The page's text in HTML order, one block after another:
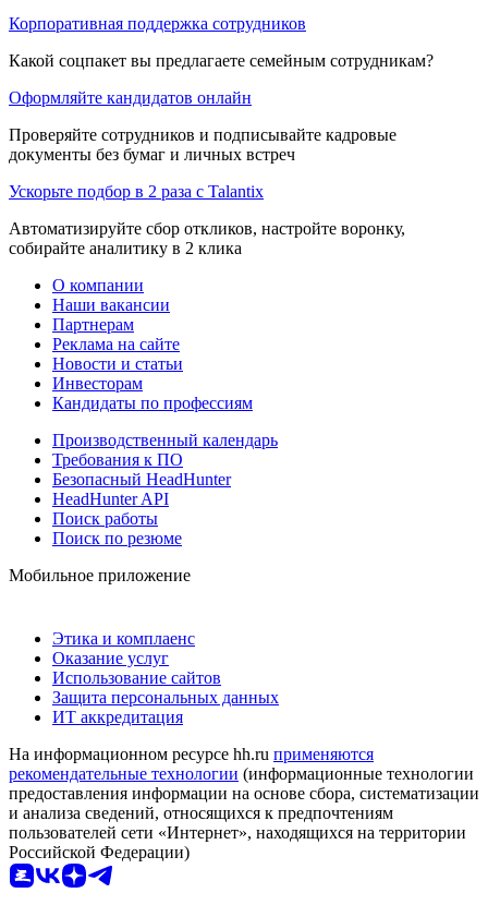
Корпоративная поддержка сотрудников
Какой соцпакет вы предлагаете семейным сотрудникам?
Оформляйте кандидатов онлайн
Проверяйте сотрудников и подписывайте кадровые
документы без бумаг и личных встреч
Ускорьте подбор в 2 раза с Talantix
Автоматизируйте сбор откликов, настройте воронку,
собирайте аналитику в 2 клика
О компании
Наши вакансии
Партнерам
Реклама на сайте
Новости и статьи
Инвесторам
Кандидаты по профессиям
Производственный календарь
Требования к ПО
Безопасный HeadHunter
HeadHunter API
Поиск работы
Поиск по резюме
Мобильное приложение
Этика и комплаенс
Оказание услуг
Использование сайтов
Защита персональных данных
ИТ аккредитация
На информационном ресурсе hh.ru применяются
рекомендательные технологии (информационные технологии
предоставления информации на основе сбора, систематизации
и анализа сведений, относящихся к предпочтениям
пользователей сети «Интернет», находящихся на территории
Российской Федерации)